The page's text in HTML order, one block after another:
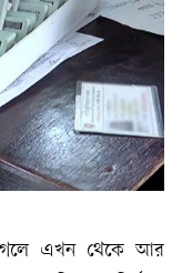
গেলে এখন থেকে আর